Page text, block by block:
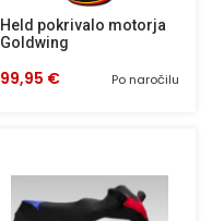
Held pokrivalo motorja
Goldwing
Po naročilu
99,95 €